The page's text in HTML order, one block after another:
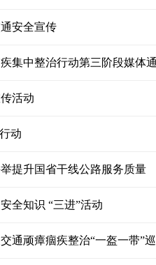
安全宣传
集中整治行动第三阶段媒体
活动
动
提升国省干线公路服务质量
全知识 “三进”活动
通顽瘴痼疾整治“一盔一带”